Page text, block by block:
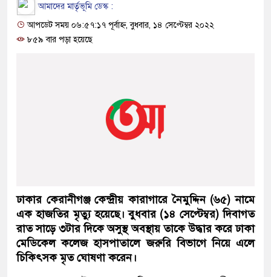
আমাদের মার্তৃভূমি ডেস্ক :
আপডেট সময় ০৬:৫৭:১৭ পূর্বাহ্ন, বুধবার, ১৪ সেপ্টেম্বর ২০২২
৮৫৯ বার পড়া হয়েছে
ঢাকার কেরানীগঞ্জ কেন্দ্রীয় কারাগারে নৈমুদ্দিন (৬৫) নামে
এক হাজতির মৃত্যু হয়েছে। বুধবার (১৪ সেপ্টেম্বর) দিবাগত
রাত সাড়ে ৩টার দিকে অসুস্থ অবস্থায় তাকে উদ্ধার করে ঢাকা
মেডিকেল কলেজ হাসপাতালে জরুরি বিভাগে নিয়ে এলে
চিকিৎসক মৃত ঘোষণা করেন।